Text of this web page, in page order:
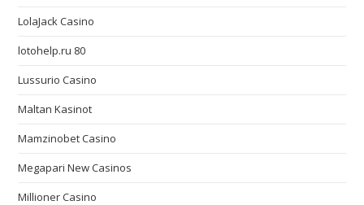
LolaJack Casino
lotohelp.ru 80
Lussurio Casino
Maltan Kasinot
Mamzinobet Casino
Megapari New Casinos
Millioner Casino